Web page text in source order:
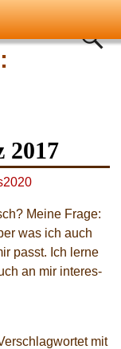
2017
Meine Frage:
was ich auch
passt. Ich ler­ne
an mir inter­es­
mit